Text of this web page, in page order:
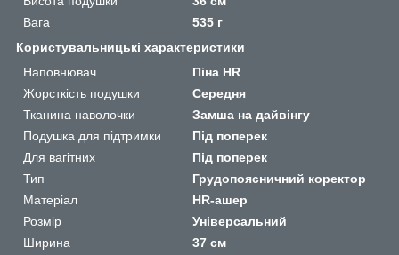
Вага
535 г
Користувальницькі характеристики
Наповнювач
Піна HR
Жорсткість подушки
Середня
Тканина наволочки
Замша на дайвінгу
Подушка для підтримки
Під поперек
Для вагітних
Під поперек
Тип
Грудопоясничний коректор
Матеріал
HR-ашер
Розмір
Універсальний
Ширина
37 см